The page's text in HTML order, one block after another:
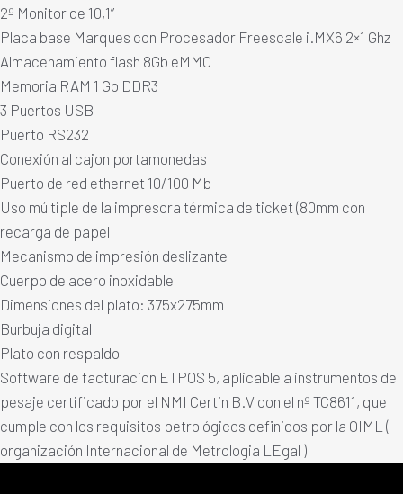
2º Monitor de 10,1”
Placa base Marques con Procesador Freescale i.MX6 2×1 Ghz
Almacenamiento flash 8Gb eMMC
Memoria RAM 1 Gb DDR3
3 Puertos USB
Puerto RS232
Conexión al cajon portamonedas
Puerto de red ethernet 10/100 Mb
Uso múltiple de la impresora térmica de ticket (80mm con
recarga de papel
Mecanismo de impresión deslizante
Cuerpo de acero inoxidable
Dimensiones del plato: 375x275mm
Burbuja digital
Plato con respaldo
Software de facturacion ETPOS 5, aplicable a instrumentos de
pesaje certificado por el NMI Certin B.V con el nº TC8611, que
cumple con los requisitos petrológicos definidos por la OIML (
organización Internacional de Metrologia LEgal )